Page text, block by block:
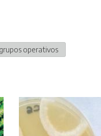
grupos operativos